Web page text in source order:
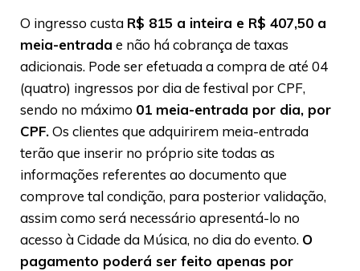
O ingresso custa R$ 815 a inteira e R$ 407,50 a
meia-entrada e não há cobrança de taxas
adicionais. Pode ser efetuada a compra de até 04
(quatro) ingressos por dia de festival por CPF,
sendo no máximo 01 meia-entrada por dia, por
CPF.Os clientes que adquirirem meia-entrada
terão que inserir no próprio site todas as
informações referentes ao documento que
comprove tal condição, para posterior validação,
assim como será necessário apresentá-lo no
acesso à Cidade da Música, no dia do evento. O
pagamento poderá ser feito apenas por